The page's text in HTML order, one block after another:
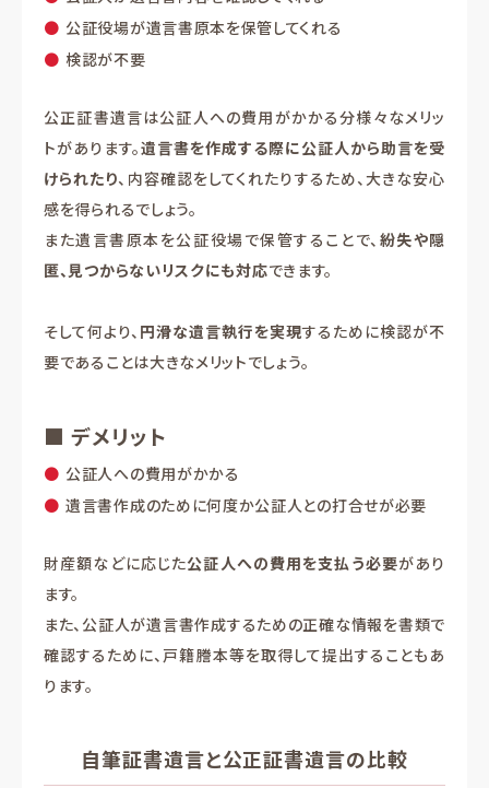
公証役場が遺言書原本を保管してくれる
検認が不要
公正証書遺言は公証人への費用がかかる分様々なメリッ
トがあります。遺言書を作成する際に公証人から助言を受
けられたり、内容確認をしてくれたりするため、大きな安心
感を得られるでしょう。
また遺言書原本を公証役場で保管することで、 紛失や隠
匿、見つからないリスクにも対応できます。
そして何より、 円滑な遺言執行を実現するために検認が不
要であることは大きなメリットでしょう。
■ デメリット
公証人への費用がかかる
遺言書作成のために何度か公証人との打合せが必要
財産額などに応じた公証人への費用を支払う必要があり
ます。
また、公証人が遺言書作成するための正確な情報を書類で
確認するために、戸籍謄本等を取得して提出することもあ
ります。
自筆証書遺言と公正証書遺言の比較